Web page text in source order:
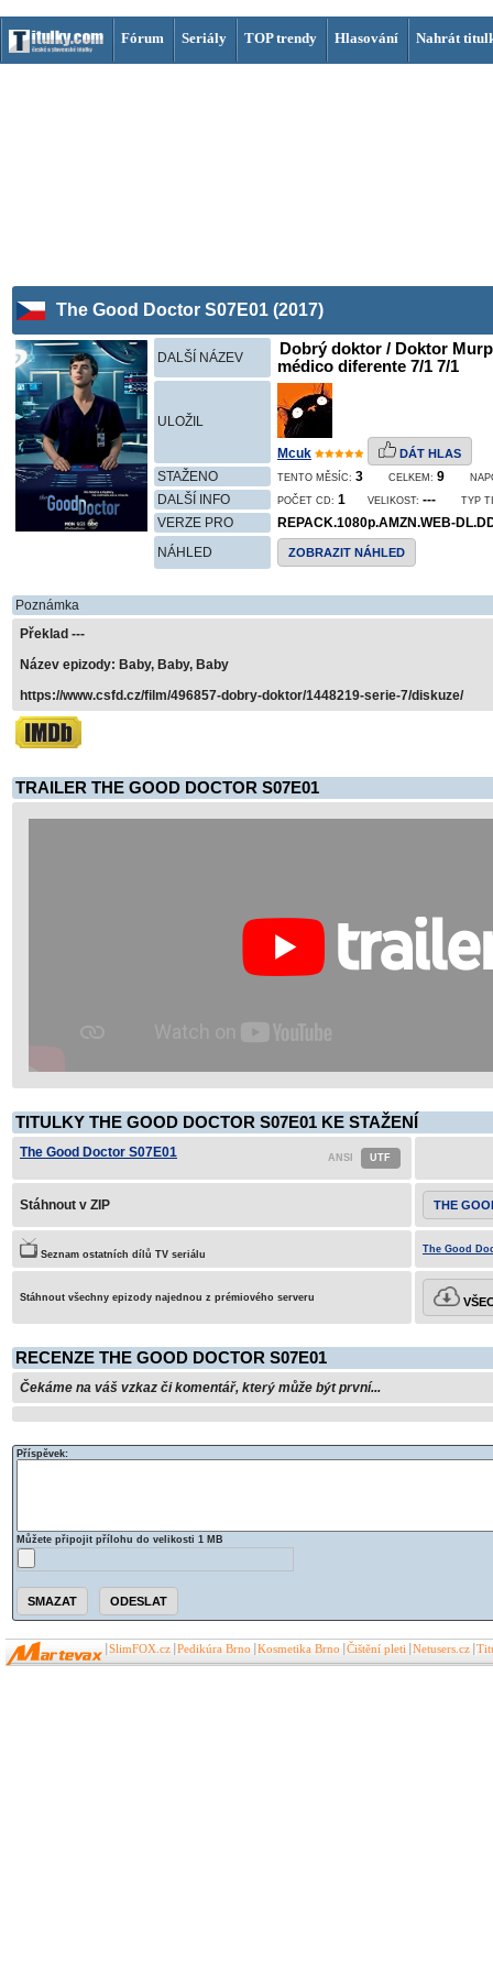
Fórum Seriály TOP trendy Hlasování Nahrát
The Good Doctor S07E01 (2017)
DALŠÍ NÁZEV
Dobrý doktor / Doktor
médico diferente 7/1 7/1
ULOŽIL
Mcuk DÁT HLAS
STAŽENO TENTO MĚSÍC: 3 CELKEM: 9
DALŠÍ INFO POČET CD: 1 VELIKOST: --- TYP
VERZE PRO
REPACK.1080p.AMZN.WEB-
NÁHLED
ZOBRAZIT NÁHLED
Poznámka
Překlad ---
Název epizody: Baby, Baby, Baby
https://www.csfd.cz/film/496857-dobry-doktor/1448219-serie-7/diskuze/
TRAILER THE GOOD DOCTOR S07E01
TITULKY THE GOOD DOCTOR S07E01 KE STAŽENÍ
The Good Doctor S07E01
Stáhnout v ZIP THE
Seznam ostatních dílů TV seriálu The Good
Stáhnout všechny epizody najednou z prémiového serveru
RECENZE THE GOOD DOCTOR S07E01
Čekáme na váš vzkaz či komentář, který může být první...
Příspěvek:
Můžete připojit přílohu do velikosti 1 MB
SlimFOX.cz Pedikúra Brno Kosmetika Brno Čištění pleti Netusers.cz